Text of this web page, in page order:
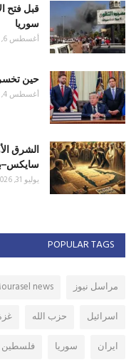
قبل فتح
سوريا
أغسطس 6, 2026
حين
أغسطس 4, 2026
الشرق
يوليو 31, 2026
POPULAR TAGS
مراسل نيوز news
اسرائيل
حزب الله
ايران
سوريا فلسطين